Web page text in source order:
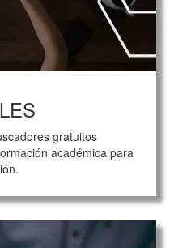
gratuitos
académica para